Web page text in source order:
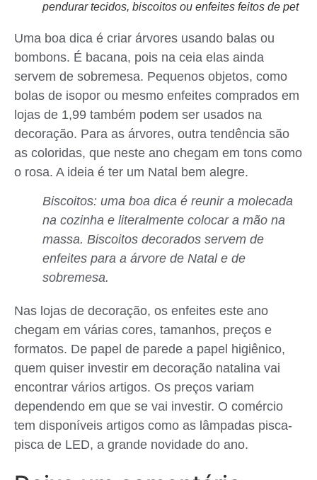
pendurar tecidos, biscoitos ou enfeites feitos de pet
Uma boa dica é criar árvores usando balas ou
bombons. É bacana, pois na ceia elas ainda
servem de sobremesa. Pequenos objetos, como
bolas de isopor ou mesmo enfeites comprados em
lojas de 1,99 também podem ser usados na
decoração. Para as árvores, outra tendência são
as coloridas, que neste ano chegam em tons como
o rosa. A ideia é ter um Natal bem alegre.
Biscoitos: uma boa dica é reunir a molecada
na cozinha e literalmente colocar a mão na
massa. Biscoitos decorados servem de
enfeites para a árvore de Natal e de
sobremesa.
Nas lojas de decoração, os enfeites este ano
chegam em várias cores, tamanhos, preços e
formatos. De papel de parede a papel higiênico,
quem quiser investir em decoração natalina vai
encontrar vários artigos. Os preços variam
dependendo em que se vai investir. O comércio
tem disponíveis artigos como as lâmpadas pisca-
pisca de LED, a grande novidade do ano.